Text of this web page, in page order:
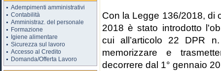
Adempimenti amministrativi
Contabilità
Amministraz. del personale
Formazione
Igiene alimentare
Sicurezza sul lavoro
Accesso al Credito
Domanda/Offerta Lavoro
Con la Legge 136/2018, di
2018 è stato introdotto
cui all’articolo 22 DPR
memorizzare e
decorrere dal 1° gennaio